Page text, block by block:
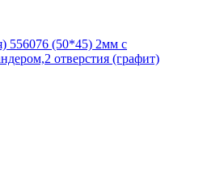
556076 (50*45) 2мм с
отверстия (графит)